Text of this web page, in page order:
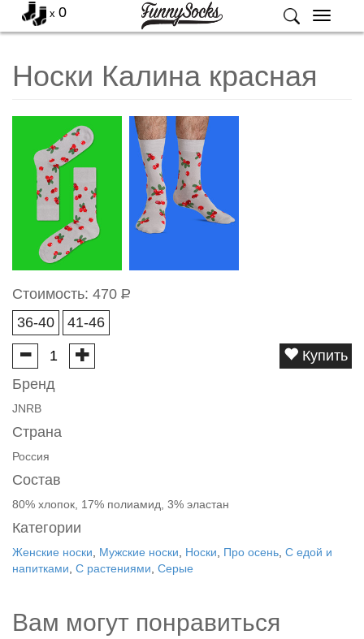
Меню
x 0
Носки Калина красная
Стоимость: 470 Р
36-40
41-46
Купить
Бренд
JNRB
Страна
Россия
Состав
80% хлопок, 17% полиамид, 3% эластан
Категории
Женские носки Мужские носки Носки Про осень С едой и
напитками С растениями Серые
Вам могут понравиться